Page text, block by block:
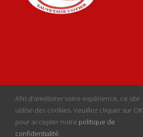
Mentions Légales
facebook
Afin d'améliorer votre expérience, ce site
utilise des cookies. Veuillez cliquer sur OK
pour accepter notre politique de
confidentialité.